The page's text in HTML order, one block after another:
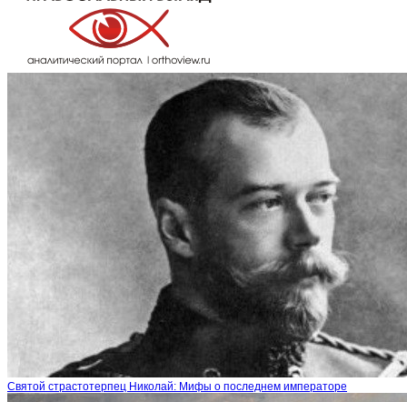
Святой страстотерпец Николай: Мифы о последнем императоре